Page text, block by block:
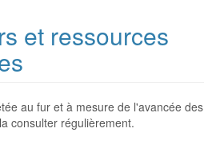
et ressources
au fur et à mesure de l'avancée des
consulter régulièrement.